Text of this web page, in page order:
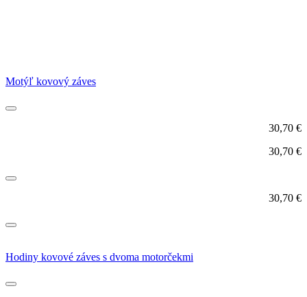
Motýľ kovový záves
30,70 €
30,70 €
30,70 €
Hodiny kovové záves s dvoma motorčekmi